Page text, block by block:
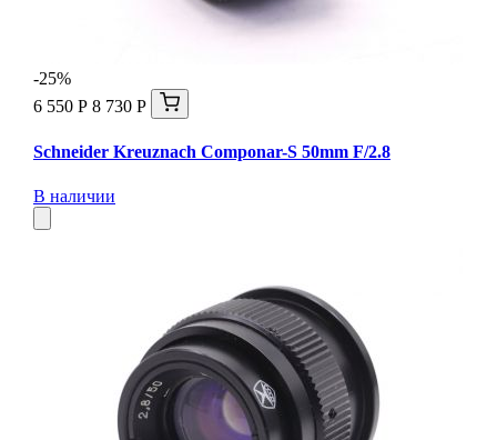
-25%
6 550 Р 8 730 Р
Schneider Kreuznach Componar-S 50mm F/2.8
В наличии